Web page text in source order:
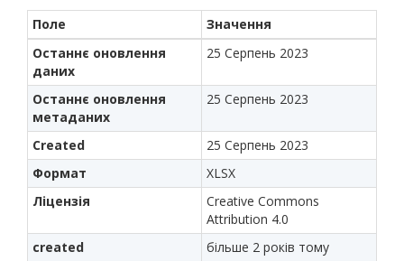
Поле
Значення
Останнє оновлення
даних
25 Серпень 2023
Останнє оновлення
метаданих
25 Серпень 2023
Created
25 Серпень 2023
Формат
XLSX
Ліцензія
Creative Commons
Attribution 4.0
created
більше 2 років тому